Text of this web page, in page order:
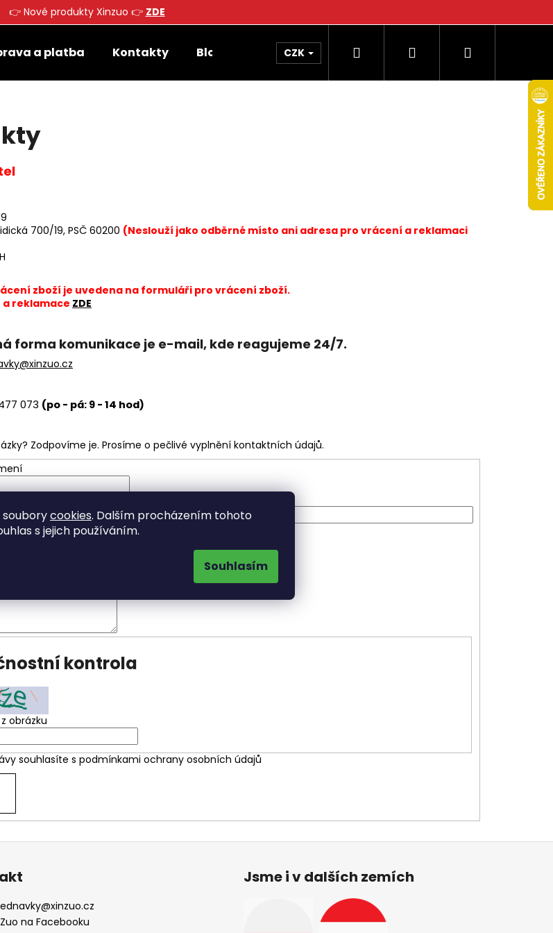
👉 Nové produkty Xinzuo 👉 ZDE
cookies. Dalším procházením tohoto
s jejich používáním.
Souhlasím
a platba Kontakty Blog CZK Hledat PřihlášeníNákupní
700/19, PSČ 60200 (Neslouží jako odběrné místo ani adresa pro vrácení a reklamaci
zboží je uvedena na formuláři pro vrácení zboží.
reklamace ZDE
forma komunikace je e-mail, kde reagujeme 24/7.
073 (po - pá: 9 - 14 hod)
Zodpovíme je. Prosíme o pečlivé vyplnění kontaktních údajů.
kontrola
obrázku
souhlasíte s podmínkami ochrany osobních údajů
najít?
@xinzuo.cz
na Facebooku
Jsme i v dalších zemích